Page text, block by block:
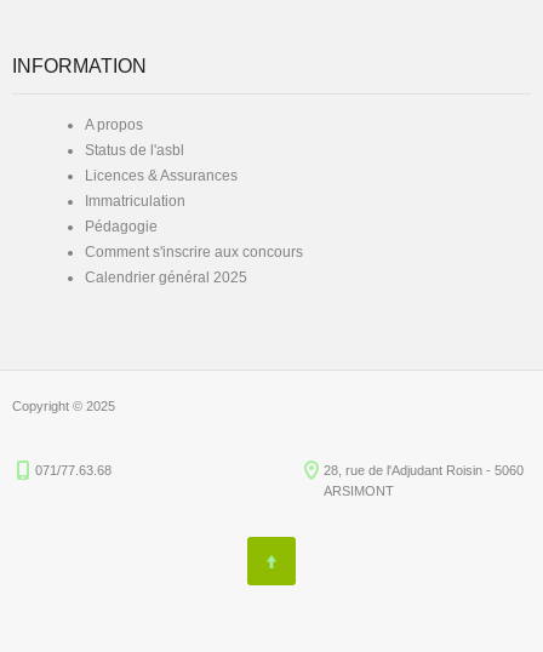
INFORMATION
A propos
Status de l'asbl
Licences & Assurances
Immatriculation
Pédagogie
Comment s'inscrire aux concours
Calendrier général 2025
Copyright © 2025
071/77.63.68
28, rue de l'Adjudant Roisin - 5060
ARSIMONT